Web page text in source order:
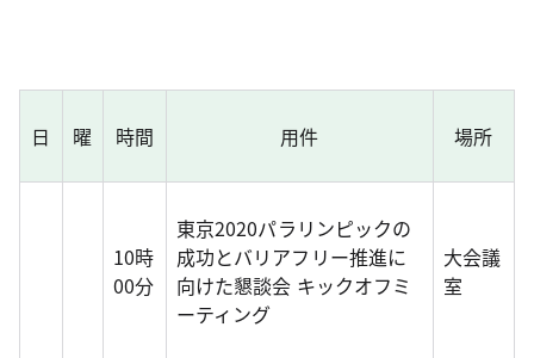
日 曜 時間 用件 場所
10時
00分
東京2020パラリンピックの
成功とバリアフリー推進に
向けた懇談会 キックオフミ
ーティング
大会議
室